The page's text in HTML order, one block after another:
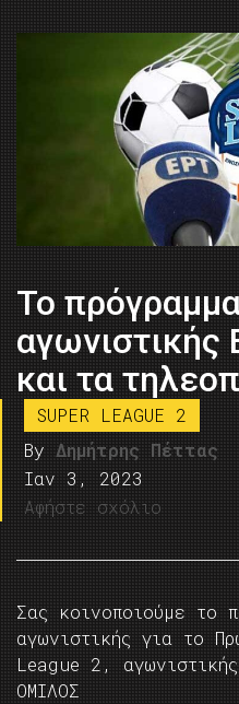
Το
αγωνιστικής
και τα
SUPER LEAGUE 2
By Δημήτρης Πέττας
Ιαν 3, 2023
Αφήστε σχόλιο
Σας κοινοποιούμε το
αγωνιστικής για το
League 2,
ΟΜΙΛΟΣ